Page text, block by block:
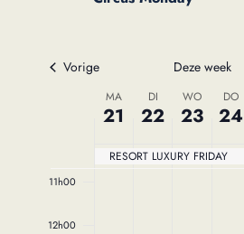
Vorige Deze week
Evenementen
MA
21
DI
22
WO
23
DO
24
RESORT LUXURY FRIDAY
11h00
12h00